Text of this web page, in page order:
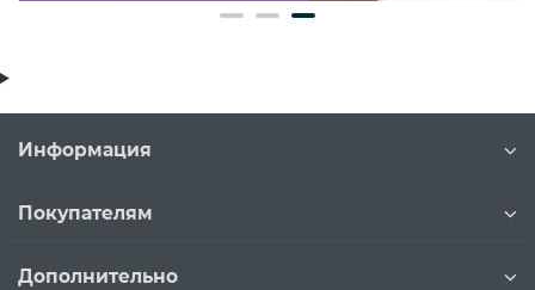
Информация
Покупателям
Дополнительно